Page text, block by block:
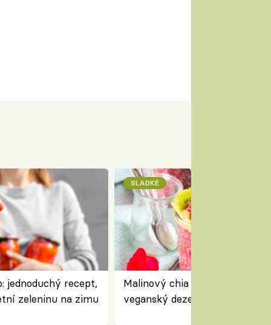
jednoduchý recept,
zeleninu na zimu
SLADKÉ
Malinový chia pudink s
veganský dezert plný ovoce a